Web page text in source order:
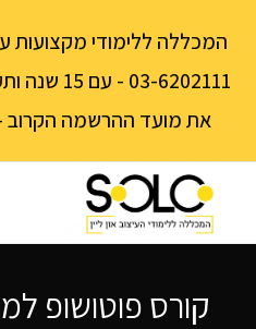
המכללה ללימודי מקצועות
03-
את מועד ההרשמה הקרוב
קורס פוטושופ